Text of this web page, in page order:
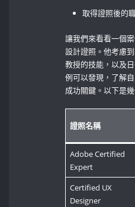
取得證照後的
讓我們來看看一個
設計證照。他考慮
教授的技能，以及
例可以發現，了解
成功關鍵。以下是
證照名稱
Adobe Certified
Expert
Certified UX
Designer